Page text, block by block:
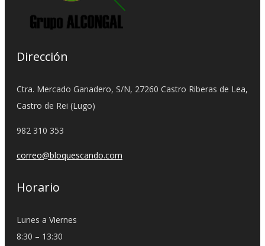
Dirección
Ctra. Mercado Ganadero, S/N, 27260 Castro Riberas de Lea,
Castro de Rei (Lugo)
982 310 353
correo@bloquescando.com
Horario
Lunes a Viernes
8:30 – 13:30